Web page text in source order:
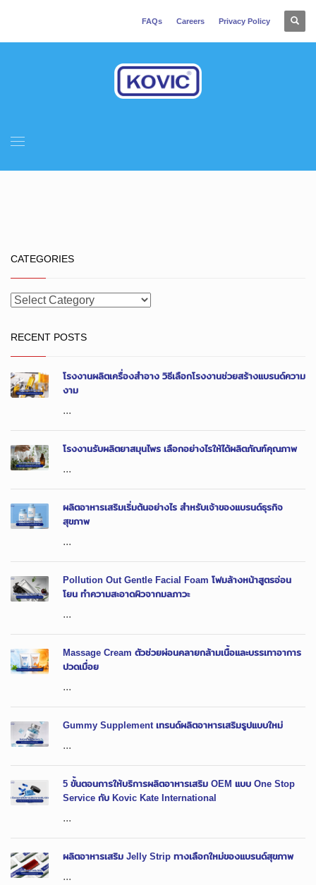
FAQs Careers Privacy Policy
CATEGORIES
RECENT POSTS
โรงงานผลิตเครื่องสำอาง วิธีเลือกโรงงานช่วยสร้างแบรนด์ความ
งาม
...
โรงงานรับผลิตยาสมุนไพร เลือกอย่างไรให้ได้ผลิตภัณฑ์คุณภาพ
...
ผลิตอาหารเสริมเริ่มต้นอย่างไร สำหรับเจ้าของแบรนด์ธุรกิจ
สุขภาพ
...
Pollution Out Gentle Facial Foam โฟมล้างหน้าสูตรอ่อน
โยน ทำความสะอาดผิวจากมลภาวะ
...
Massage Cream ตัวช่วยผ่อนคลายกล้ามเนื้อและบรรเทาอาการ
ปวดเมื่อย
...
Gummy Supplement เทรนด์ผลิตอาหารเสริมรูปแบบใหม่
...
5 ขั้นตอนการให้บริการผลิตอาหารเสริม OEM แบบ One Stop
Service กับ Kovic Kate International
...
ผลิตอาหารเสริม Jelly Strip ทางเลือกใหม่ของแบรนด์สุขภาพ
...